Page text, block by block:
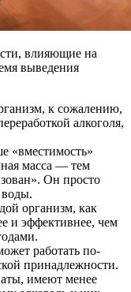
влияющие на
выведения
к сожалению,
алкоголя,
«вместимость»
масса — тем
Он просто
воды.
организм, как
и эффективнее, чем
работать по-
принадлежности.
имеют менее